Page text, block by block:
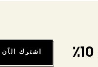
اشترك الآن